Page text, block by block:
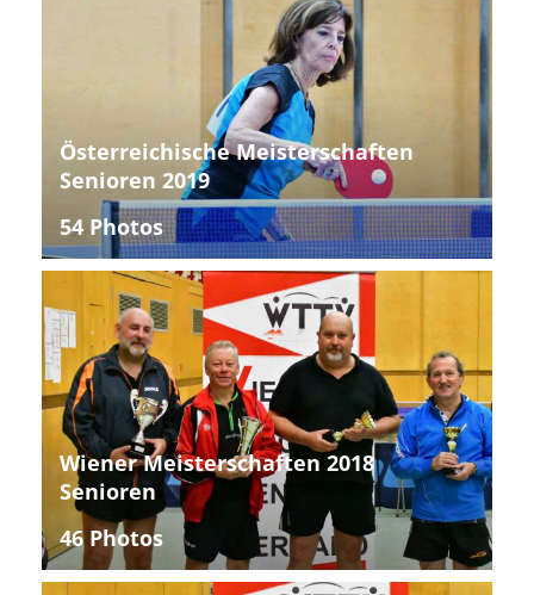
Österreichische Meisterschaften
Senioren 2019
54 Photos
Wiener Meisterschaften 2018
Senioren
46 Photos